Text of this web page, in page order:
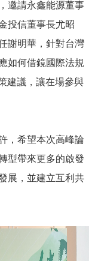
邀請永鑫能源董事
投信董事長尤昭
謝明華，針對台灣
如何借鏡國際法規
建議，讓在場參與
，希望本次高峰論
型帶來更多的啟發
展，並建立互利共